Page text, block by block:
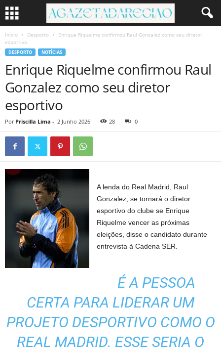
Início Desporto
Enrique Riquelme confirmou Raul Gonzalez como seu diretor
esportivo
DESPORTO NOTÍCIAS
Enrique Riquelme confirmou Raul
Gonzalez como seu diretor
esportivo
Por Priscilla Lima - 2 Junho 2026 28 0
A lenda do Real Madrid, Raul
Gonzalez, se tornará o diretor
esportivo do clube se Enrique
Riquelme vencer as próximas
eleições, disse o candidato durante
entrevista à Cadena SER.
É A PESSOA
CERTA PARA LIDERAR UM
PROJETO DESPORTIVO COMO O
REAL MADRID. ESSE SERIA O